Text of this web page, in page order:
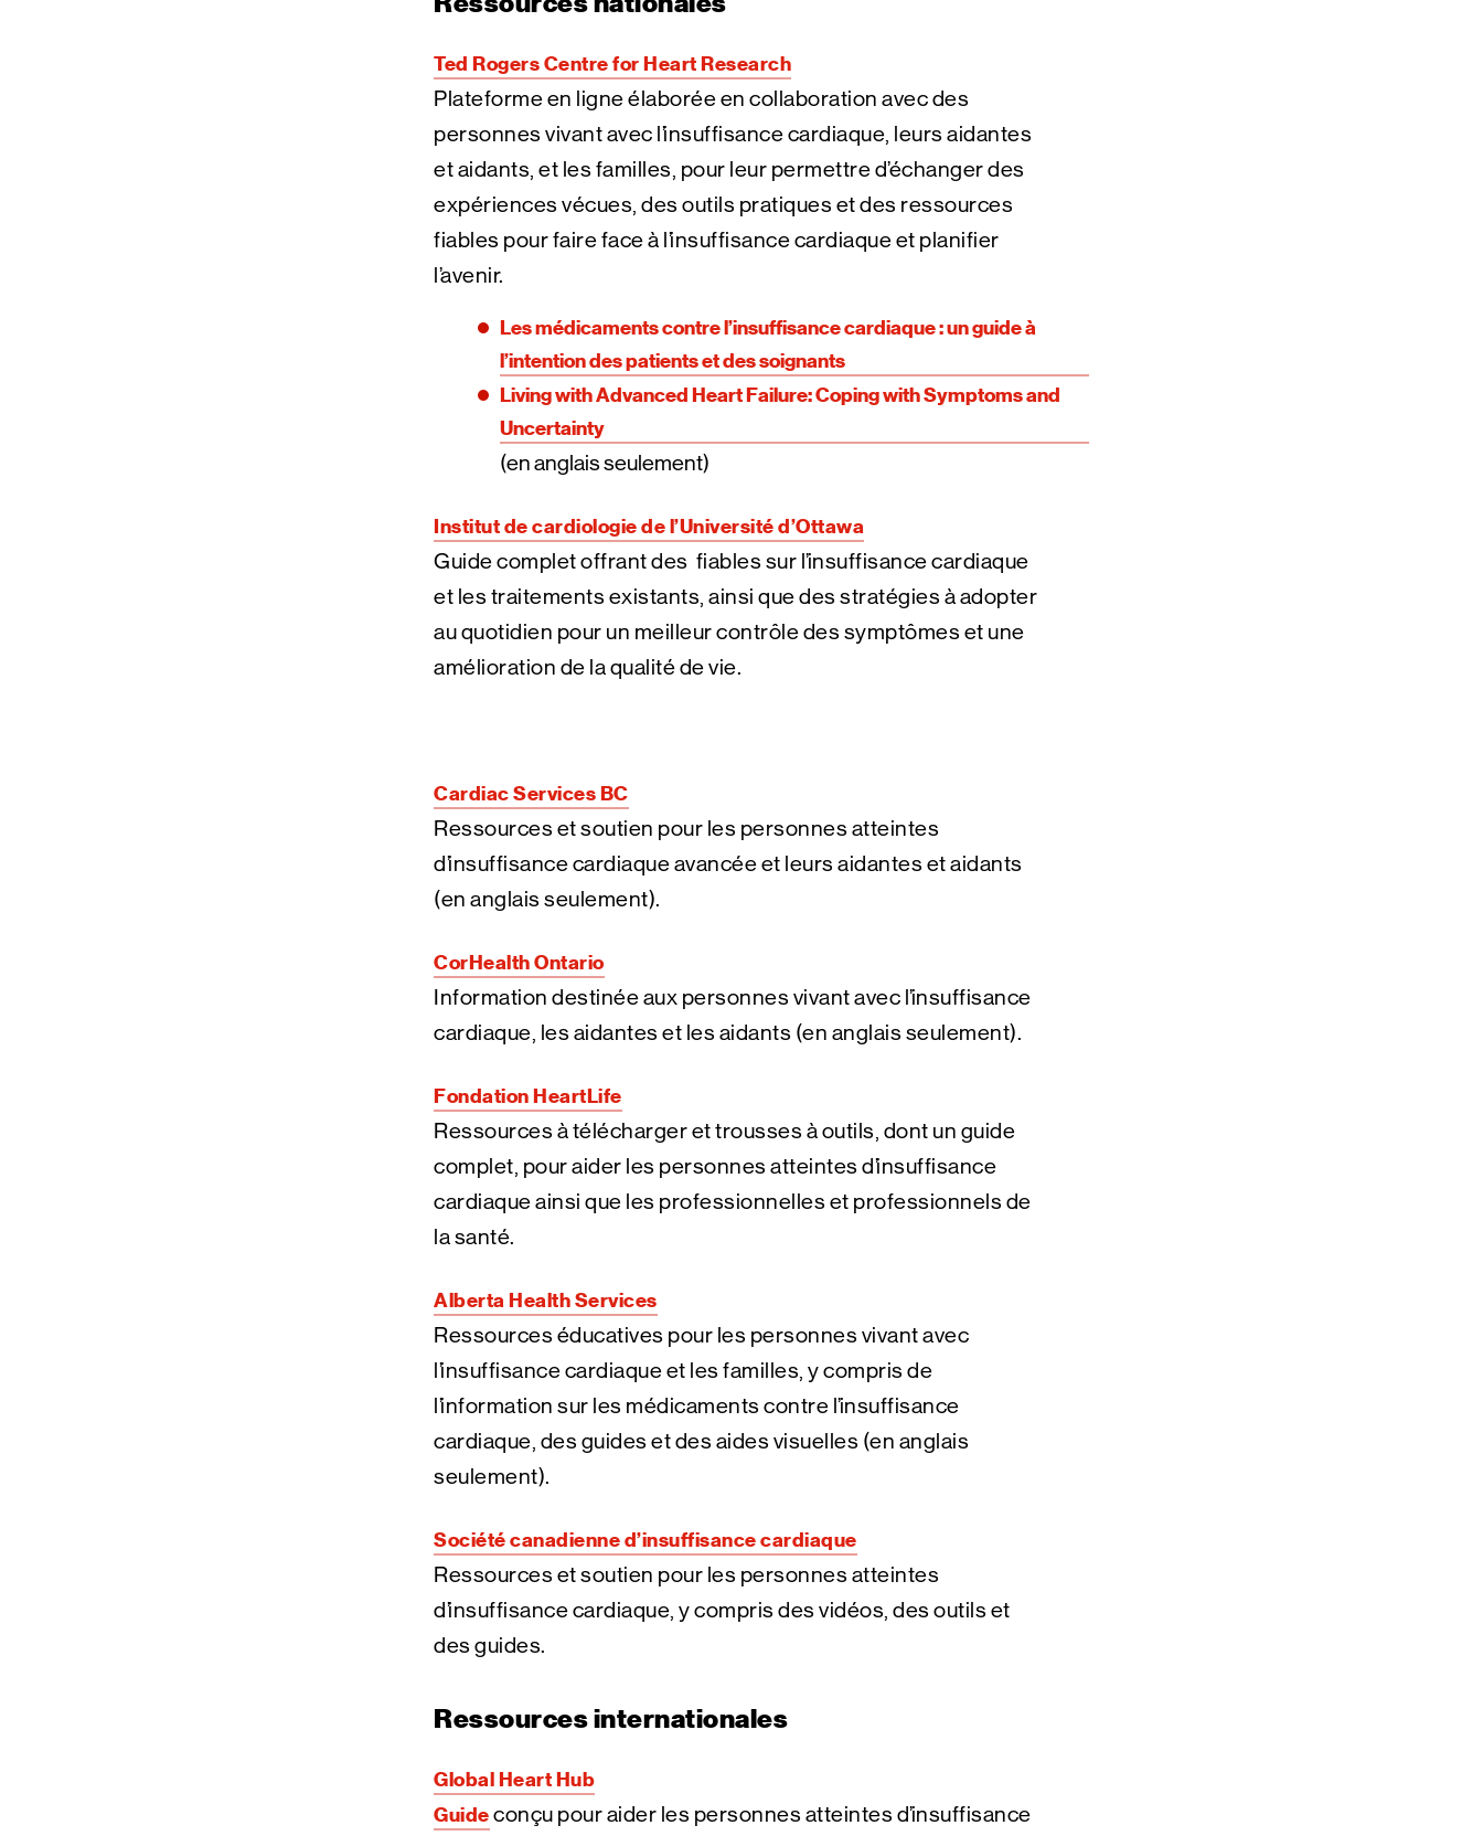
Ted Rogers Centre for Heart Research
Plateforme en ligne élaborée en collaboration avec des
personnes vivant avec l’insuffisance cardiaque, leurs aidantes
et aidants, et les familles, pour leur permettre d’échanger des
expériences vécues, des outils pratiques et des ressources
fiables pour faire face à l’insuffisance cardiaque et planifier
l’avenir.
Les médicaments contre l’insuffisance cardiaque : un guide à
l’intention des patients et des soignants
Living with Advanced Heart Failure: Coping with Symptoms and
Uncertainty
(en anglais seulement)
Institut de cardiologie de l’Université d’Ottawa
Guide complet offrant des fiables sur l’insuffisance cardiaque
et les traitements existants, ainsi que des stratégies à adopter
au quotidien pour un meilleur contrôle des symptômes et une
amélioration de la qualité de vie.
Cardiac Services BC
Ressources et soutien pour les personnes atteintes
d’insuffisance cardiaque avancée et leurs aidantes et aidants
(en anglais seulement).
CorHealth Ontario
Information destinée aux personnes vivant avec l’insuffisance
cardiaque, les aidantes et les aidants (en anglais seulement).
Fondation HeartLife
Ressources à télécharger et trousses à outils, dont un guide
complet, pour aider les personnes atteintes d’insuffisance
cardiaque ainsi que les professionnelles et professionnels de
la santé.
Alberta Health Services
Ressources éducatives pour les personnes vivant avec
l’insuffisance cardiaque et les familles, y compris de
l’information sur les médicaments contre l’insuffisance
cardiaque, des guides et des aides visuelles (en anglais
seulement).
Société canadienne d’insuffisance cardiaque
Ressources et soutien pour les personnes atteintes
d’insuffisance cardiaque, y compris des vidéos, des outils et
des guides.
Ressources internationales
Global Heart Hub
Guideconçu pour aider les personnes atteintes d’insuffisance